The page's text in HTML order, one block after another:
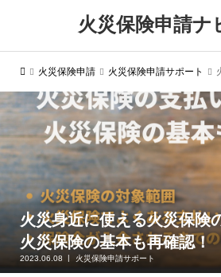
火災保険申請
火災保険申請 火災保険申請サポート
火災身近に使える火災保険
火災保険の基本も再確認！
2023.06.08 火災保険申請サポート